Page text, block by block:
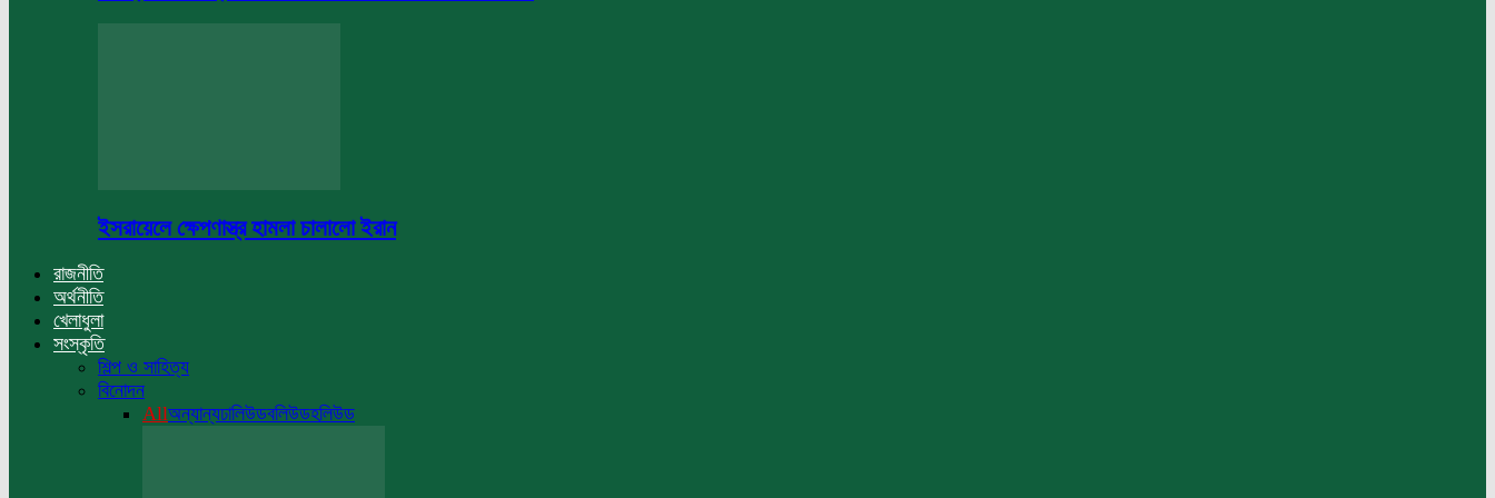
ইসরায়েলে ক্ষেপণাস্ত্র হামলা চালালো ইরান
রাজনীতি
অর্থনীতি
খেলাধুলা
সংস্কৃতি
শিল্প ও সাহিত্য
বিনোদন
Allঅন্যান্যঢালিউডবলিউডহলিউড